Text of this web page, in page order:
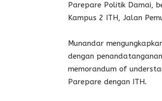
Parepare Politik Damai,
Kampus 2 ITH, Jalan
Munandar
dengan
memorandum of
Parepare dengan ITH.